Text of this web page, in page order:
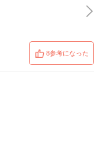
8参考になった